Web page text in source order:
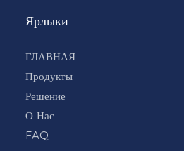
Ярлыки
ГЛАВНАЯ
Продукты
Решение
О Нас
FAQ